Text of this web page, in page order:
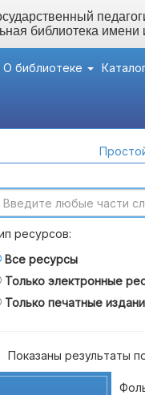
библиотека
О библиотеке
ресурсов:
Все ресурсы
Только электронные
Только печатные
Показаны результаты